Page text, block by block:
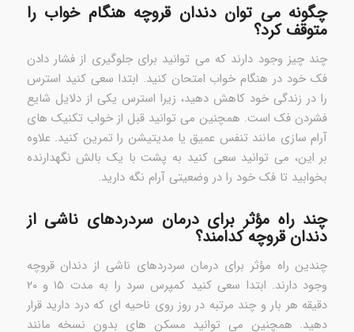
چگونه می توان دندان قروچه هنگام خواب را
متوقف کرد؟
چند چیز وجود دارند که می توانید برای جلوگیری از فشار دادن
فک خود در هنگام خواب امتحان کنید. ابتدا سعی کنید استرس
را در زندگی خود کاهش دهید، زیرا استرس یکی از دلایل شایع
فشردن فک است. همچنین می توانید قبل از خواب تکنیک های
آرام سازی مانند تنفس عمیق یا مدیتیشن را تمرین کنید. علاوه
بر این، می توانید سعی کنید به پشت با یک بالش نگهدارنده
بخوابید تا فک خود را در وضعیتی آرام نگه دارید.
چند راه مؤثر برای درمان سردردهای ناشی از
دندان قروچه کدامند؟
چندین راه مؤثر برای درمان سردردهای ناشی از دندان قروچه
وجود دارند. ابتدا سعی کنید کمپرس سرد را به مدت ۱۵ و ۲۰
دقیقه هر بار و چند مرتبه در روز روی ناحیه ای که درد دارید قرار
دهید. همچنین می توانید مسکن های بدون نسخه مانند